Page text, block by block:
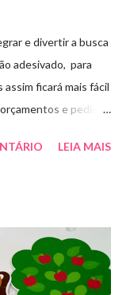
e divertir a busca
adesivado, para
ficará mais fácil
e pedidos
que
LEIA MAIS